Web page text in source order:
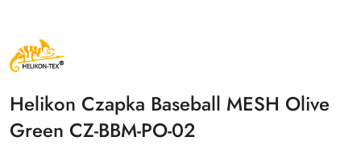
NAZWA
PRODUCENTA:
HELIKON
Helikon Czapka Baseball MESH Olive
Green CZ-BBM-PO-02